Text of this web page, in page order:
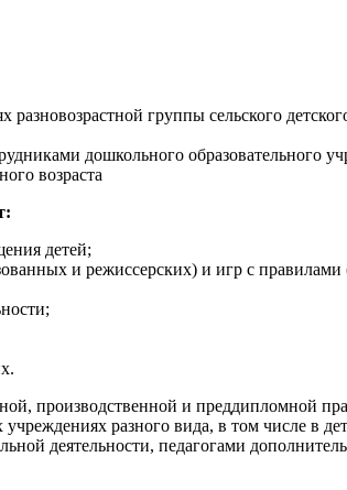
группы сельского
дошкольного образовательного
возраста
детей;
и режиссерских) и игр с
производственной и преддипломной
разного вида, в том числе в
деятельности, педагогами